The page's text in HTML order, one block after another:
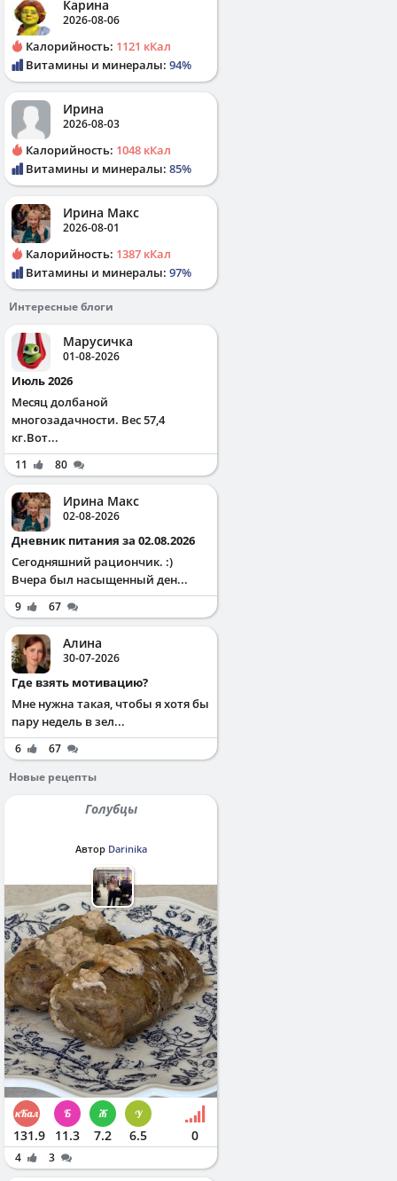
Карина
2026-08-06
Калорийность: 1121 кКал
Витамины и минералы: 94%
Ирина
2026-08-03
Калорийность: 1048 кКал
Витамины и минералы: 85%
Ирина Макс
2026-08-01
Калорийность: 1387 кКал
Витамины и минералы: 97%
Интересные блоги
Марусичка
01-08-2026
Июль 2026
Месяц долбаной
многозадачности. Вес 57,4
кг.Вот...
11 80
Ирина Макс
02-08-2026
Дневник питания за 02.08.2026
Сегодняшний рациончик. :)
Вчера был насыщенный ден...
9 67
Алина
30-07-2026
Где взять мотивацию?
Мне нужна такая, чтобы я хотя бы
пару недель в зел...
6
67
Новые рецепты
Голубцы
Автор Darinika
131.9 11.3 7.2 6.5 0
4 3